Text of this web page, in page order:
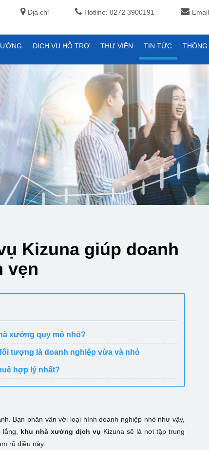
Địa chỉ Hotline: 0272 3900191
DỊCH VỤ HỖ TRỢ THƯ VIỆN TIN TỨC THÔNG
Kizuna giúp doanh
vẹn
xưởng quy mô nhỏ?
tượng là doanh nghiệp vừa và nhỏ
hợp lý nhất?
Bạn phân vân với loại hình doanh nghiệp nhỏ như vậy,
khu nhà xưởng dịch vụ Kizuna sẽ là nơi tập trung
rõ điều này.